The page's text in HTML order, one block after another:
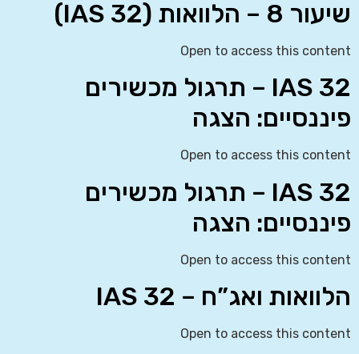
שיעור 8 – הלוואות (IAS 32)
Open to access this content
IAS 32 – תרגול מכשירים
פיננסיים: הצגה
Open to access this content
IAS 32 – תרגול מכשירים
פיננסיים: הצגה
Open to access this content
הלוואות ואג”ח – IAS 32
Open to access this content